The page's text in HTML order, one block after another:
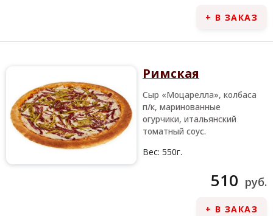
+ В ЗАКАЗ
Римская
Сыр «Моцарелла», колбаса
п/к, маринованные
огурчики, итальянский
томатный соус.
Вес: 550г.
510 руб.
+ В ЗАКАЗ